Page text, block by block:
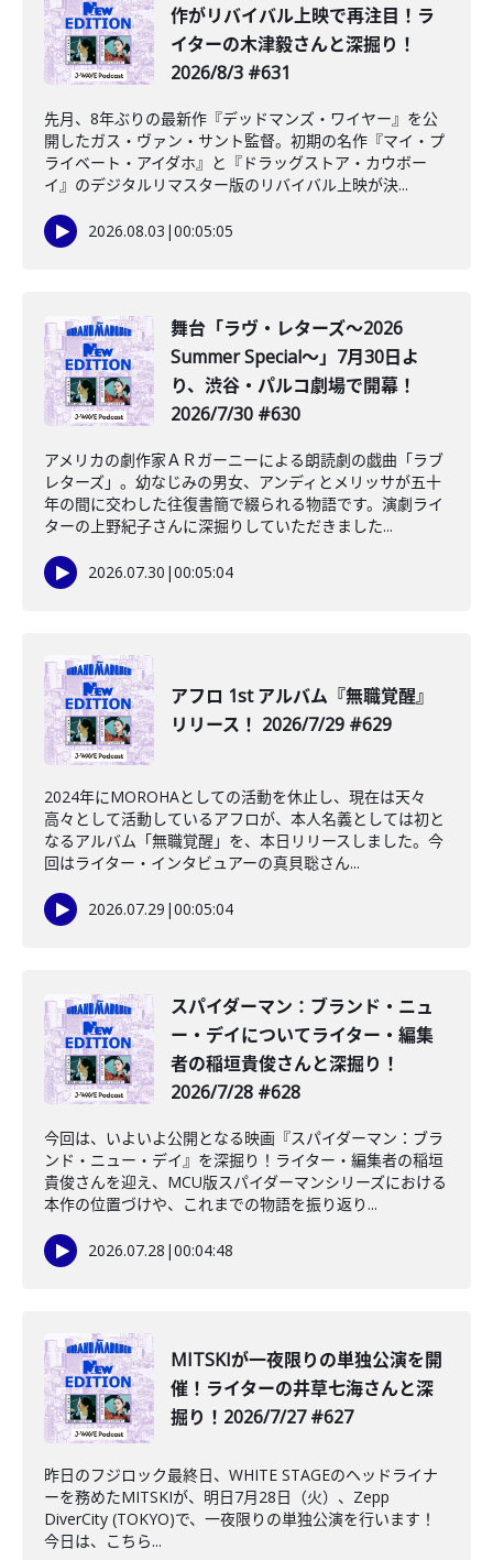
作がリバイバル上映で再注目！ラ
イターの木津毅さんと深掘り！
2026/8/3 #631
先月、8年ぶりの最新作『デッドマンズ・ワイヤー』を公
開したガス・ヴァン・サント監督。初期の名作『マイ・プ
ライベート・アイダホ』と『ドラッグストア・カウボー
イ』のデジタルリマスター版のリバイバル上映が決...
2026.08.03 |00:05:05
舞台「ラヴ・レターズ～2026
Summer Special～」7月30日よ
り、渋谷・パルコ劇場で開幕！
2026/7/30 #630
アメリカの劇作家ＡＲガーニーによる朗読劇の戯曲「ラブ
レターズ」。幼なじみの男女、アンディとメリッサが五十
年の間に交わした往復書簡で綴られる物語です。演劇ライ
ターの上野紀子さんに深掘りしていただきました...
2026.07.30 |00:05:04
アフロ 1st アルバム『無職覚醒』
リリース！ 2026/7/29 #629
2024年にMOROHAとしての活動を休止し、現在は天々
高々として活動しているアフロが、本人名義としては初と
なるアルバム「無職覚醒」を、本日リリースしました。今
回はライター・インタビュアーの真貝聡さん...
2026.07.29 |00:05:04
️スパイダーマン：ブランド・ニュ
ー・デイについてライター・編集
者の稲垣貴俊さんと深掘り！
2026/7/28 #628
今回は、いよいよ公開となる映画『スパイダーマン：ブラ
ンド・ニュー・デイ』を深掘り！ライター・編集者の稲垣
貴俊さんを迎え、MCU版スパイダーマンシリーズにおける
本作の位置づけや、これまでの物語を振り返り...
2026.07.28 |00:04:48
MITSKIが一夜限りの単独公演を開
催！ライターの井草七海さんと深
掘り！2026/7/27 #627
昨日のフジロック最終日、WHITE STAGEのヘッドライナ
ーを務めたMITSKIが、明日7月28日（火）、Zepp
DiverCity (TOKYO)で、一夜限りの単独公演を行います！
今日は、こちら...